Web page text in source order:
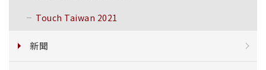
Touch Taiwan 2021
新聞